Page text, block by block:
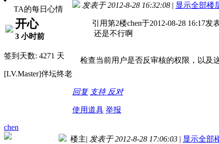
TA的每日心情
开心
3 小时前
签到天数: 4271 天
[LV.Master]伴坛终老
发表于 2012-8-28 16:32:08 | 显示全部楼
引用第2楼chen于2012-08-28 16:17发
还是不行啊
检查当前用户是否反审核的权限，以及
回复 支持 反对
使用道具 举报
chen
楼主| 发表于 2012-8-28 17:06:03 | 显示全部